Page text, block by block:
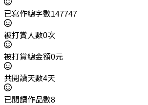
已寫作總字數147747
被打賞人數0次
被打賞總金額0元
共閱讀天數4天
已閱讀作品數8